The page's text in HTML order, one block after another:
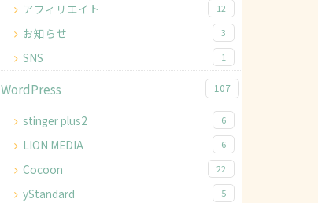
アフィリエイト 12
お知らせ 3
SNS 1
WordPress 107
stinger plus2 6
LION MEDIA 6
Cocoon 22
yStandard 5